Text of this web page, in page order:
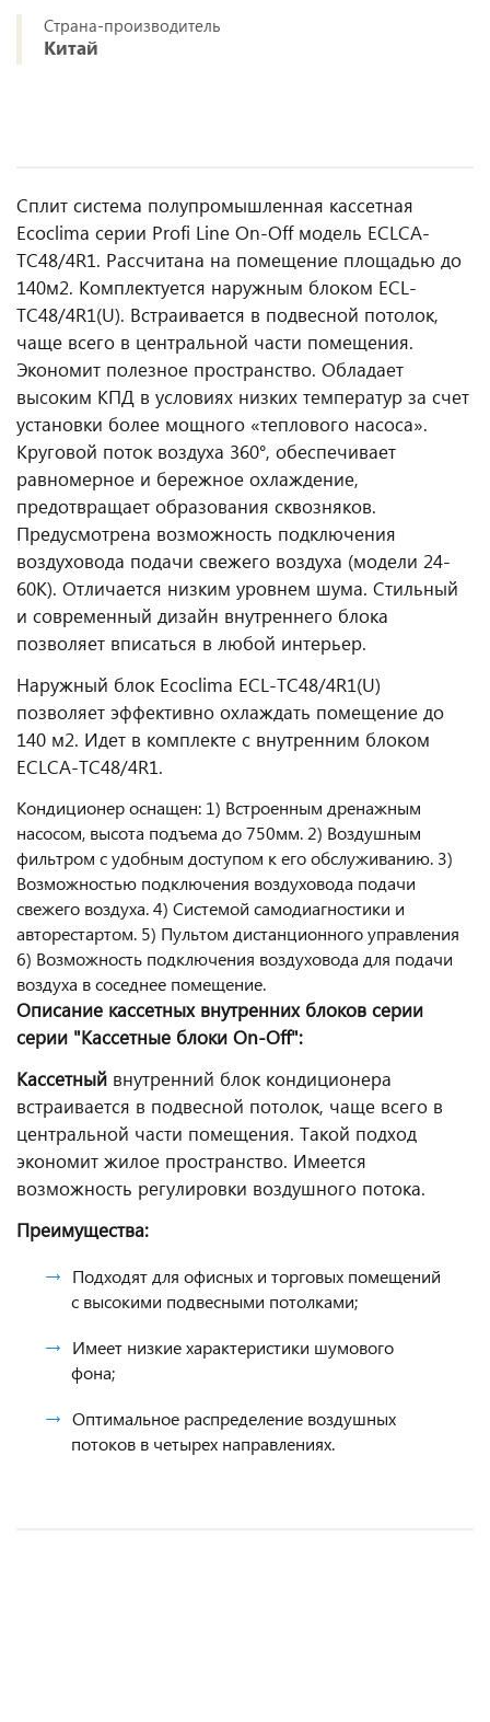
Страна-производитель
Китай
Сплит система полупромышленная кассетная
Ecoclima серии Profi Line On-Off модель ECLCA-
TC48/4R1. Рассчитана на помещение площадью до
140м2. Комплектуется наружным блоком ECL-
TC48/4R1(U). Встраивается в подвесной потолок,
чаще всего в центральной части помещения.
Экономит полезное пространство. Обладает
высоким КПД в условиях низких температур за счет
установки более мощного «теплового насоса».
Круговой поток воздуха 360°, обеспечивает
равномерное и бережное охлаждение,
предотвращает образования сквозняков.
Предусмотрена возможность подключения
воздуховода подачи свежего воздуха (модели 24-
60К). Отличается низким уровнем шума. Стильный
и современный дизайн внутреннего блока
позволяет вписаться в любой интерьер.
Наружный блок Ecoclima ECL-TC48/4R1(U)
позволяет эффективно охлаждать помещение до
140 м2. Идет в комплекте с внутренним блоком
ECLCA-TC48/4R1.
Кондиционер оснащен: 1) Встроенным дренажным
насосом, высота подъема до 750мм. 2) Воздушным
фильтром с удобным доступом к его обслуживанию. 3)
Возможностью подключения воздуховода подачи
свежего воздуха. 4) Системой самодиагностики и
авторестартом. 5) Пультом дистанционного управления
6) Возможность подключения воздуховода для подачи
воздуха в соседнее помещение.
Описание кассетных внутренних блоков серии
серии "Кассетные блоки On-Off":
Кассетный внутренний блок кондиционера
встраивается в подвесной потолок, чаще всего в
центральной части помещения. Такой подход
экономит жилое пространство. Имеется
возможность регулировки воздушного потока.
Преимущества:
Подходят для офисных и торговых помещений
с высокими подвесными потолками;
Имеет низкие характеристики шумового
фона;
Оптимальное распределение воздушных
потоков в четырех направлениях.